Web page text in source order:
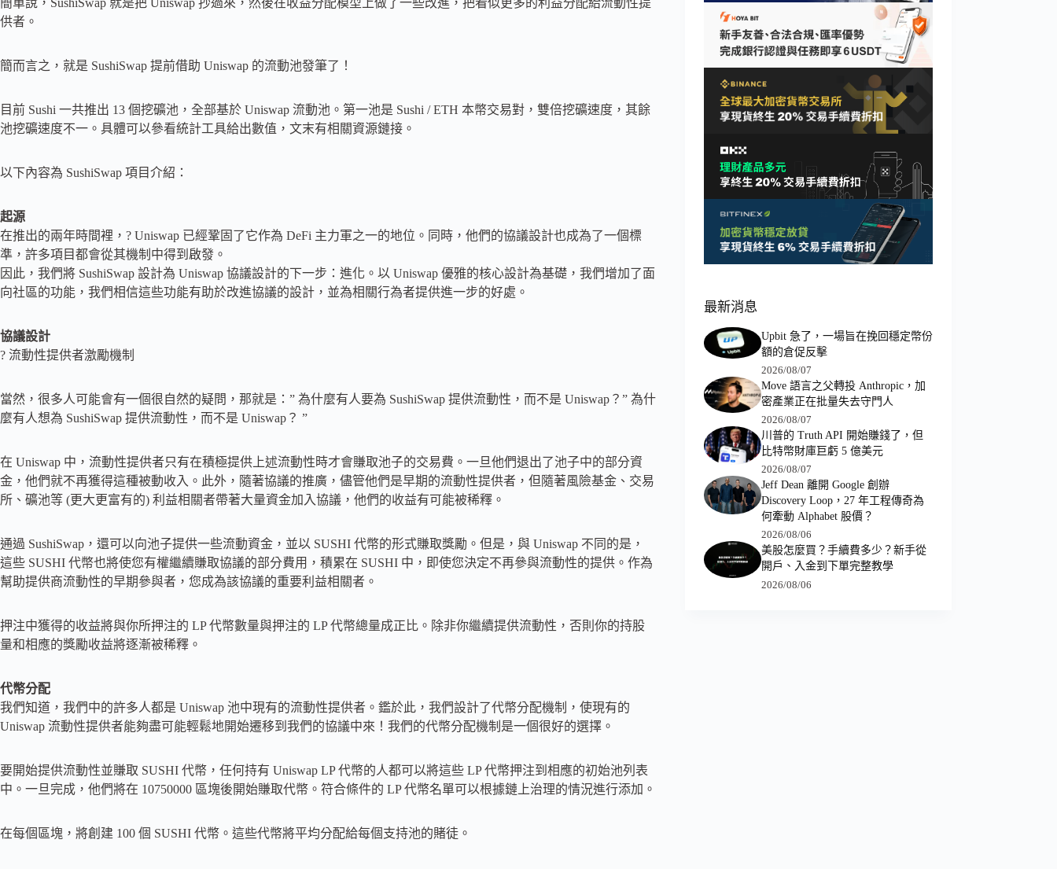
供者。
簡而言之，就是 SushiSwap 提前借助 Uniswap 的流動池發筆了！
目前 Sushi 一共推出 13 個挖礦池，全部基於 Uniswap 流動池。第一池是 Sushi / ETH 本幣交易對，雙倍挖礦速度，其餘
池挖礦速度不一。具體可以參看統計工具給出數值，文末有相關資源鏈接。
以下內容為 SushiSwap 項目介紹：
起源
在推出的兩年時間裡，? Uniswap 已經鞏固了它作為 DeFi 主力軍之一的地位。同時，他們的協議設計也成為了一個標
準，許多項目都會從其機制中得到啟發。
因此，我們將 SushiSwap 設計為 Uniswap 協議設計的下一步：進化。以 Uniswap 優雅的核心設計為基礎，我們增加了面
向社區的功能，我們相信這些功能有助於改進協議的設計，並為相關行為者提供進一步的好處。
協議設計
? 流動性提供者激勵機制
當然，很多人可能會有一個很自然的疑問，那就是：” 為什麼有人要為 SushiSwap 提供流動性，而不是 Uniswap？” 為什
麼有人想為 SushiSwap 提供流動性，而不是 Uniswap？ ”
在 Uniswap 中，流動性提供者只有在積極提供上述流動性時才會賺取池子的交易費。一旦他們退出了池子中的部分資
金，他們就不再獲得這種被動收入。此外，隨著協議的推廣，儘管他們是早期的流動性提供者，但隨著風險基金、交易
所、礦池等 (更大更富有的) 利益相關者帶著大量資金加入協議，他們的收益有可能被稀釋。
通過 SushiSwap，還可以向池子提供一些流動資金，並以 SUSHI 代幣的形式賺取獎勵。但是，與 Uniswap 不同的是，
這些 SUSHI 代幣也將使您有權繼續賺取協議的部分費用，積累在 SUSHI 中，即使您決定不再參與流動性的提供。作為
幫助提供商流動性的早期參與者，您成為該協議的重要利益相關者。
押注中獲得的收益將與你所押注的 LP 代幣數量與押注的 LP 代幣總量成正比。除非你繼續提供流動性，否則你的持股
量和相應的獎勵收益將逐漸被稀釋。
代幣分配
我們知道，我們中的許多人都是 Uniswap 池中現有的流動性提供者。鑑於此，我們設計了代幣分配機制，使現有的
Uniswap 流動性提供者能夠盡可能輕鬆地開始遷移到我們的協議中來！我們的代幣分配機制是一個很好的選擇。
要開始提供流動性並賺取 SUSHI 代幣，任何持有 Uniswap LP 代幣的人都可以將這些 LP 代幣押注到相應的初始池列表
中。一旦完成，他們將在 10750000 區塊後開始賺取代幣。符合條件的 LP 代幣名單可以根據鏈上治理的情況進行添加。
在每個區塊，將創建 100 個 SUSHI 代幣。這些代幣將平均分配給每個支持池的賭徒。
最新消息
Upbit 急了，一場旨在挽回穩定幣份
額的倉促反擊
2026/08/07
Move 語言之父轉投 Anthropic，加
密產業正在批量失去守門人
2026/08/07
川普的 Truth API 開始賺錢了，但
比特幣財庫巨虧 5 億美元
2026/08/07
Jeff Dean 離開 Google 創辦
Discovery Loop，27 年工程傳奇為
何牽動 Alphabet 股價？
2026/08/06
美股怎麼買？手續費多少？新手從
開戶、入金到下單完整教學
2026/08/06